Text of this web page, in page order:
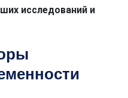
исследований и